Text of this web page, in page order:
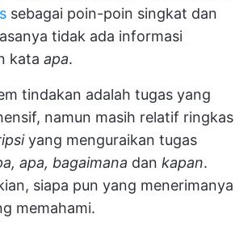
sebagai poin-poin singkat dan
tidak ada informasi
kata apa.
tindakan adalah tugas yang
namun masih relatif ringkas
yang menguraikan tugas
apa, bagaimana dan kapan.
siapa pun yang menerimanya
memahami.